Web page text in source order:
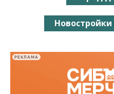
РЕКЛАМА